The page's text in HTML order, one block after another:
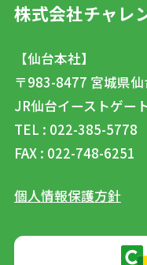
株式会社チャレ
【仙台本社】
〒983-8477 宮城県
JR仙台イーストゲー
TEL : 022-385-5778
FAX : 022-748-6251
個人情報保護方針